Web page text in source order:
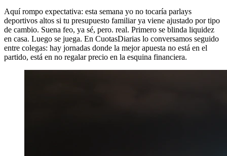
Aquí rompo expectativa: esta semana yo no tocaría parlays
deportivos altos si tu presupuesto familiar ya viene ajustado por tipo
de cambio. Suena feo, ya sé, pero. real. Primero se blinda liquidez
en casa. Luego se juega. En CuotasDiarias lo conversamos seguido
entre colegas: hay jornadas donde la mejor apuesta no está en el
partido, está en no regalar precio en la esquina financiera.